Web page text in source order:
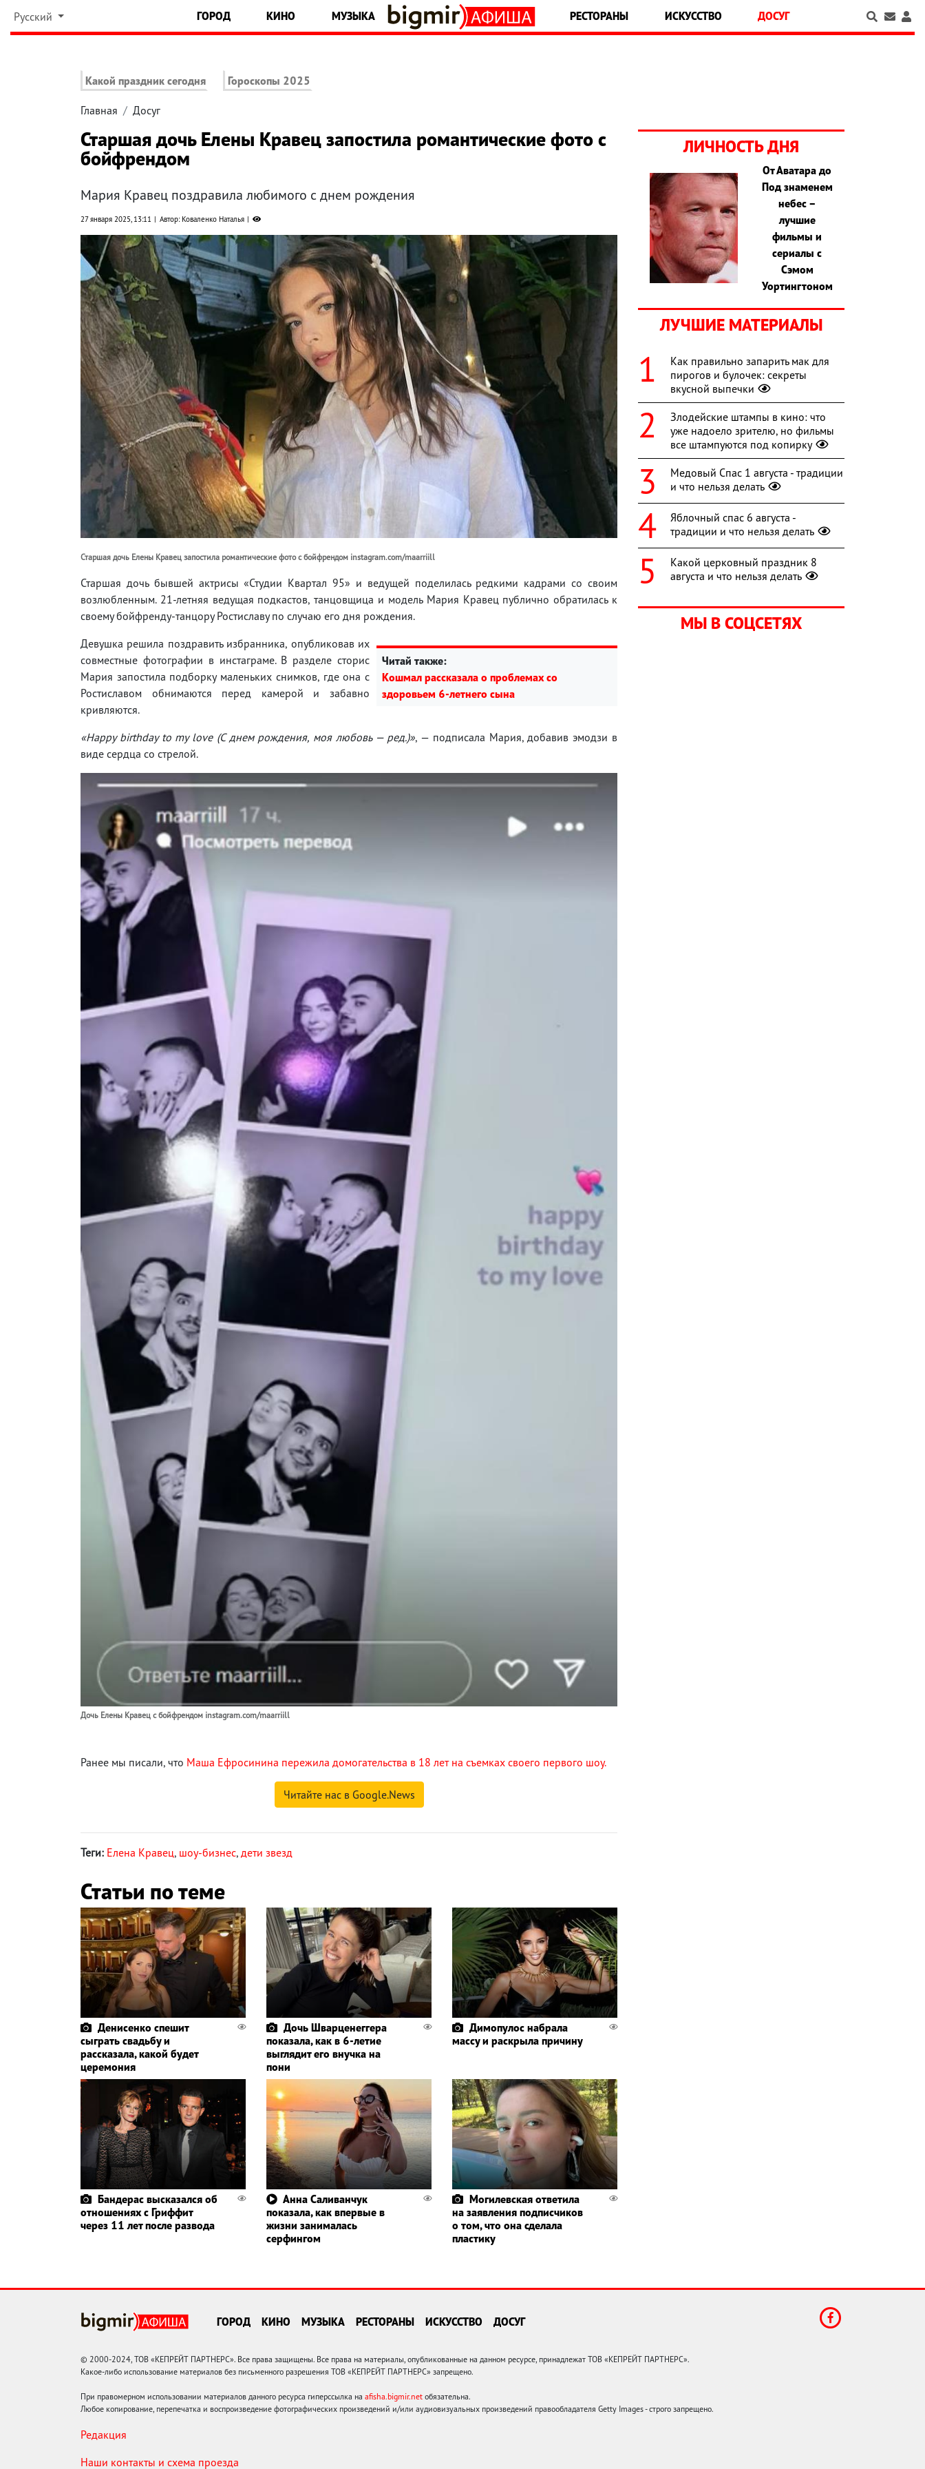
Русский ГОРОД КИНО МУЗЫКА РЕСТОРАНЫ ИСКУССТВО ДОСУГ
Какой праздник сегодня Гороскопы 2025
Главная Досуг
Старшая дочь Елены Кравец запостила романтические фото с
бойфрендом
Мария Кравец поздравила любимого с днем рождения
27 января 2025, 13:11 Автор: Коваленко Наталья
Старшая дочь Елены Кравец запостила романтические фото с бойфрендом instagram.com/maarriill
Старшая дочь бывшей актрисы «Студии Квартал 95» и ведущей поделилась редкими кадрами со своим
возлюбленным. 21-летняя ведущая подкастов, танцовщица и модель Мария Кравец публично обратилась к
своему бойфренду-танцору Ростиславу по случаю его дня рождения.
Читай также:
Кошмал рассказала о проблемах со
здоровьем 6-летнего сына
Девушка решила поздравить избранника, опубликовав их
совместные фотографии в инстаграме. В разделе сторис
Мария запостила подборку маленьких снимков, где она с
Ростиславом обнимаются перед камерой и забавно
кривляются.
«Happy birthday to my love (С днем рождения, моя любовь — ред.)», — подписала Мария, добавив эмодзи в
виде сердца со стрелой.
Дочь Елены Кравец с бойфрендом instagram.com/maarriill
Ранее мы писали, что Маша Ефросинина пережила домогательства в 18 лет на съемках своего первого шоу.
Читайте нас в Google.News
Теги: Елена Кравец, шоу-бизнес, дети звезд
Статьи по теме
Денисенко спешит
сыграть свадьбу и
рассказала, какой будет
церемония
Дочь Шварценеггера
показала, как в 6-летие
выглядит его внучка на
пони
Димопулос набрала
массу и раскрыла причину
Бандерас высказался об
отношениях с Гриффит
через 11 лет после развода
Анна Саливанчук
показала, как впервые в
жизни занималась
серфингом
Могилевская ответила
на заявления подписчиков
о том, что она сделала
пластику
ЛИЧНОСТЬ ДНЯ
От Аватара до
Под знаменем
небес –
лучшие
фильмы и
сериалы с
Сэмом
Уортингтоном
ЛУЧШИЕ МАТЕРИАЛЫ
Как правильно запарить мак для
пирогов и булочек: секреты
вкусной выпечки
Злодейские штампы в кино: что
уже надоело зрителю, но фильмы
все штампуются под копирку
Медовый Спас 1 августа - традиции
и что нельзя делать
Яблочный спас 6 августа -
традиции и что нельзя делать
Какой церковный праздник 8
августа и что нельзя делать
МЫ В СОЦСЕТЯХ
ГОРОД КИНО МУЗЫКА РЕСТОРАНЫ ИСКУССТВО ДОСУГ
© 2000-2024, ТОВ «КЕПРЕЙТ ПАРТНЕРС». Все права защищены. Все права на материалы, опубликованные на данном ресурсе, принадлежат ТОВ «КЕПРЕЙТ ПАРТНЕРС».
Какое-либо использование материалов без письменного разрешения ТОВ «КЕПРЕЙТ ПАРТНЕРС» запрещено.
При правомерном использовании материалов данного ресурса гиперссылка на afisha.bigmir.net обязательна.
Любое копирование, перепечатка и воспроизведение фотографических произведений и/или аудиовизуальных произведений правообладателя Getty Images - строго запрещено.
Редакция
Наши контакты и схема проезда